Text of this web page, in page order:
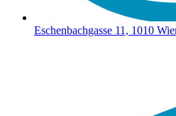
Eschenbachgasse 11, 1010